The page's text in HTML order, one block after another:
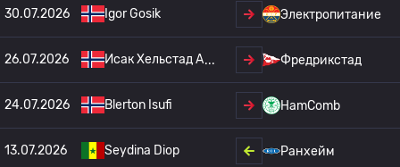
30.07.2026 Igor Gosik Электропитание
26.07.2026 Исак Хельстад А Фредрикстад
24.07.2026 Blerton Isufi HamComb
13.07.2026 Seydina Diop Ранхейм